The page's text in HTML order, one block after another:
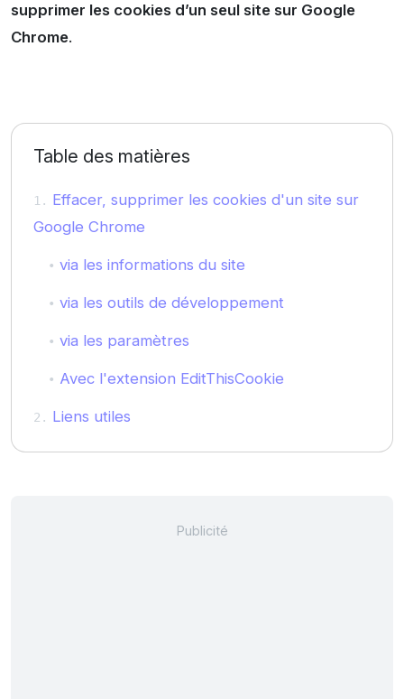
supprimer les cookies d’un seul site sur Google
Chrome.
Table des matières
Effacer, supprimer les cookies d'un site sur
Google Chrome
via les informations du site
via les outils de développement
via les paramètres
Avec l'extension EditThisCookie
Liens utiles